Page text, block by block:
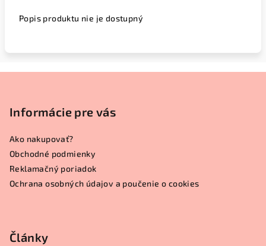
Popis produktu nie je dostupný
Informácie pre vás
Ako nakupovať?
Obchodné podmienky
Reklamačný poriadok
Ochrana osobných údajov a poučenie o cookies
Články